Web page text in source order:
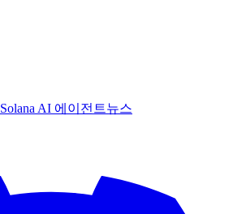
Solana AI 에이전트뉴스